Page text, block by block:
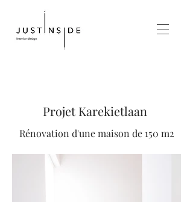
Projet Karekietlaan
Rénovation d'une maison de 150 m2